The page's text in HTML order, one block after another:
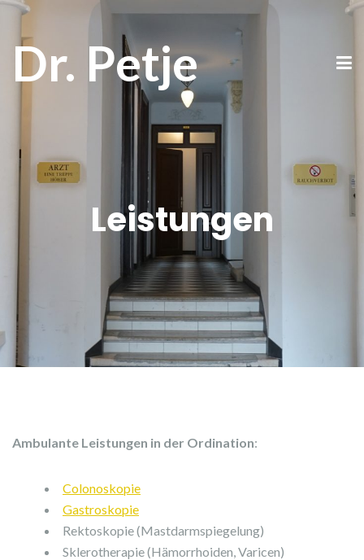
Dr. Petje
Leistungen
Ambulante Leistungen in der Ordination:
Colonoskopie
Gastroskopie
Rektoskopie (Mastdarmspiegelung)
Sklerotherapie (Hämorrhoiden, Varicen)